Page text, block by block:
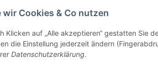
wir Cookies & Co nutzen
Klicken auf „Alle akzeptieren“ gestatten Sie
die Einstellung jederzeit ändern
Datenschutzerklärung.
Vertrag widerrufen